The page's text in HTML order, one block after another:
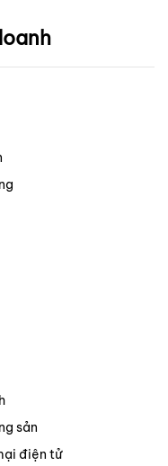
sản
điện tử